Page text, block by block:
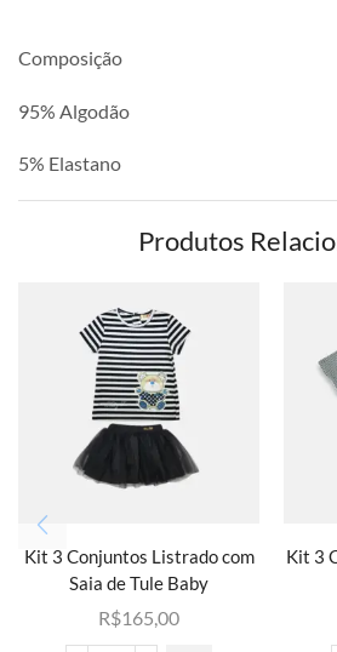
Composição
95% Algodão
5% Elastano
Produtos
Kit 3 Conjuntos Listrado com
Saia de Tule Baby
R$165,00
Kit 3